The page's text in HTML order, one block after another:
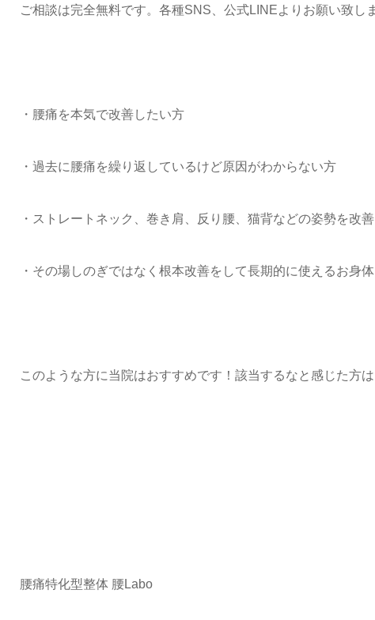
ご相談は完全無料です。各種SNS、公式LINEよりお願い致し
・腰痛を本気で改善したい方
・過去に腰痛を繰り返しているけど原因がわからない方
・ストレートネック、巻き肩、反り腰、猫背などの姿勢を改
・その場しのぎではなく根本改善をして長期的に使えるお身
このような方に当院はおすすめです！該当するなと感じた方
腰痛特化型整体 腰Labo